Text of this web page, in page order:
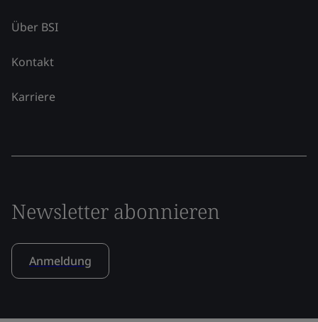
Über BSI
Kontakt
Karriere
Newsletter abonnieren
Anmeldung